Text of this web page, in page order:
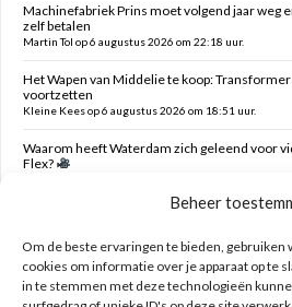
Beheer
Om de beste ervaringen te bieden, gebruiken
cookies om informatie over je apparaat op te
in te stemmen met deze technologieën
Machinefabriek Prins moet volgend jaar weg
zelf betalen
Martin Tol op 6 augustus 2026 om 22:18 uur.
Het Wapen van Middelie te koop:
voortzetten
Kleine Kees op 6 augustus 2026 om 18:51 uur.
Waarom heeft Waterdam zich geleend voor
Flex?
Verzoek verwijderen campers Ambachtstraat
Zoeken op deze site